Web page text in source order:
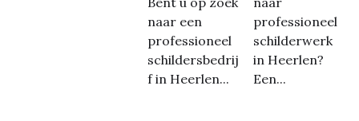
naar een
professioneel
schildersbedrij
f in Heerlen...
professioneel
schilderwerk
in Heerlen?
Een...